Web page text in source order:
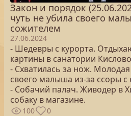
Закон и порядок
чуть не убила своего
сожителем
27.06.2024
- Шедевры с курорта.
картины в санатории
- Схватилась за нож.
своего малыша из-за ссоры с
- Собачий палач. Живодер в
собаку в магазине.
100 0